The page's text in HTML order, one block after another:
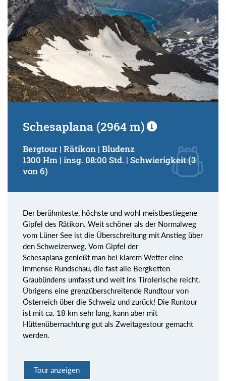
Schesaplana (2964 m)
Bergtour | Rätikon | Bludenz
1300 Hm | insg. 08:00 Std. | Schwierigkeit (3
von 6)
Der berühmteste, höchste und wohl meistbestiegene
Gipfel des Rätikon. Weit schöner als der Normalweg
vom Lüner See ist die Überschreitung mit Anstieg über
den Schweizerweg. Vom Gipfel der
Schesaplana genießt man bei klarem Wetter eine
immense Rundschau, die fast alle Bergketten
Graubündens umfasst und weit ins Tirolerische reicht.
Übrigens eine grenzüberschreitende Rundtour von
Österreich über die Schweiz und zurück! Die Runtour
ist mit ca. 18 km sehr lang, kann aber mit
Hüttenübernachtung gut als Zweitagestour gemacht
werden.
Tour anzeigen